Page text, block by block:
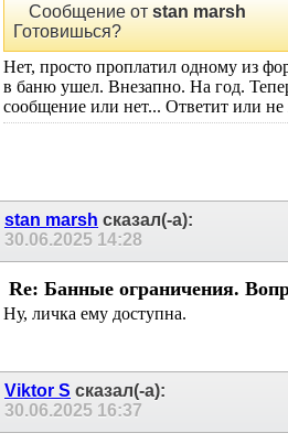
Сообщение от stan marsh
Готовишься?
Нет, просто проплатил одному из
в баню ушел. Внезапно. На год.
сообщение или нет... Ответит или не
stan marsh сказал(-а):
30.06.2025 14:28
Re: Банные ограничения.
Ну, личка ему доступна.
Viktor S сказал(-а):
30.06.2025 16:37